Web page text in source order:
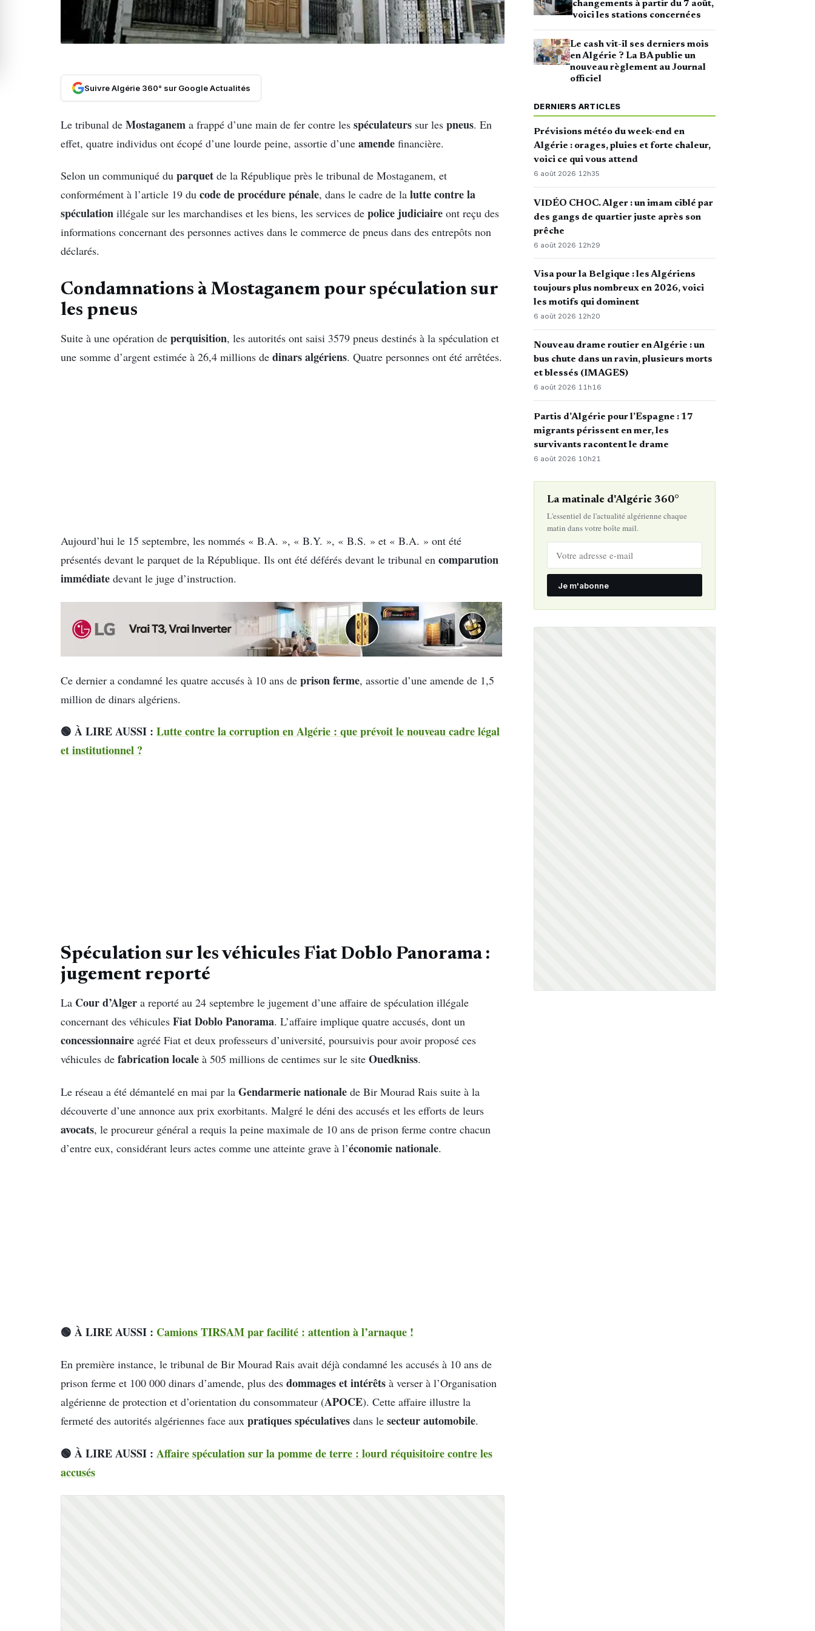
Suivre Algérie 360° sur Google Actualités
Le tribunal de Mostaganem a frappé d’une main de fer contre les spéculateurs sur les pneus. En
effet, quatre individus ont écopé d’une lourde peine, assortie d’une amende financière.
Selon un communiqué du parquet de la République près le tribunal de Mostaganem, et
conformément à l’article 19 du code de procédure pénale, dans le cadre de la lutte contre la
spéculation illégale sur les marchandises et les biens, les services de police judiciaire ont reçu des
informations concernant des personnes actives dans le commerce de pneus dans des entrepôts non
déclarés.
Condamnations à Mostaganem pour spéculation sur
les pneus
Suite à une opération de perquisition, les autorités ont saisi 3579 pneus destinés à la spéculation et
une somme d’argent estimée à 26,4 millions de dinars algériens. Quatre personnes ont été arrêtées.
Aujourd’hui le 15 septembre, les nommés « B.A. », « B.Y. », « B.S. » et « B.A. » ont été
présentés devant le parquet de la République. Ils ont été déférés devant le tribunal en comparution
immédiate devant le juge d’instruction.
Ce dernier a condamné les quatre accusés à 10 ans de prison ferme, assortie d’une amende de 1,5
million de dinars algériens.
🟢 À LIRE AUSSI : Lutte contre la corruption en Algérie : que prévoit le nouveau cadre légal
et institutionnel ?
Spéculation sur les véhicules Fiat Doblo Panorama :
jugement reporté
La Cour d’Alger a reporté au 24 septembre le jugement d’une affaire de spéculation illégale
concernant des véhicules Fiat Doblo Panorama. L’affaire implique quatre accusés, dont un
concessionnaire agréé Fiat et deux professeurs d’université, poursuivis pour avoir proposé ces
véhicules de fabrication locale à 505 millions de centimes sur le site Ouedkniss.
Le réseau a été démantelé en mai par la Gendarmerie nationale de Bir Mourad Rais suite à la
découverte d’une annonce aux prix exorbitants. Malgré le déni des accusés et les efforts de leurs
avocats, le procureur général a requis la peine maximale de 10 ans de prison ferme contre chacun
d’entre eux, considérant leurs actes comme une atteinte grave à l’économie nationale.
🟢 À LIRE AUSSI : Camions TIRSAM par facilité : attention à l’arnaque !
En première instance, le tribunal de Bir Mourad Rais avait déjà condamné les accusés à 10 ans de
prison ferme et 100 000 dinars d’amende, plus des dommages et intérêts à verser à l’Organisation
algérienne de protection et d’orientation du consommateur (APOCE). Cette affaire illustre la
fermeté des autorités algériennes face aux pratiques spéculatives dans le secteur automobile.
🟢 À LIRE AUSSI : Affaire spéculation sur la pomme de terre : lourd réquisitoire contre les
accusés
changements à partir du 7 août,
voici les stations concernées
Le cash vit-il ses derniers mois
en Algérie ? La BA publie un
nouveau règlement au Journal
officiel
DERNIERS ARTICLES
Prévisions météo du week-end en
Algérie : orages, pluies et forte chaleur,
voici ce qui vous attend
6 août 2026·12h35
VIDÉO CHOC. Alger : un imam ciblé par
des gangs de quartier juste après son
prêche
6 août 2026· 12h29
Visa pour la Belgique : les Algériens
toujours plus nombreux en 2026, voici
les motifs qui dominent
6 août 2026·12h20
Nouveau drame routier en Algérie : un
bus chute dans un ravin, plusieurs morts
et blessés (IMAGES)
6 août 2026·11h16
Partis d’Algérie pour l’Espagne : 17
migrants périssent en mer, les
survivants racontent le drame
6 août 2026· 10h21
La matinale d'Algérie 360°
L'essentiel de l'actualité algérienne chaque
matin dans votre boîte mail.
Je m'abonne